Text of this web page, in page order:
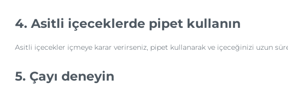
4. Asitli içeceklerde pipet kullanın
Asitli içecekler içmeye karar verirseniz, pipet kullanarak ve içeceğinizi uzun
5. Çayı deneyin